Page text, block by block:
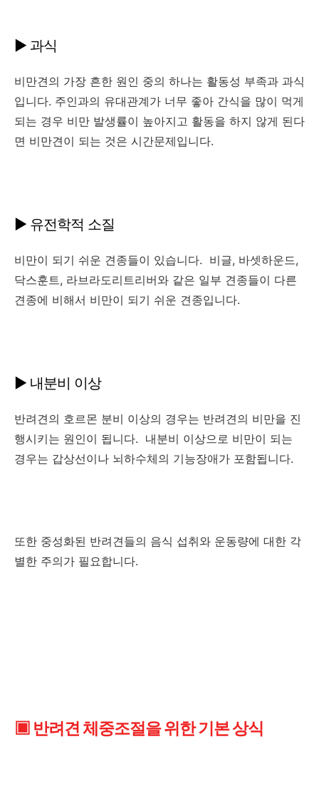
▶ 과식
비만견의 가장 흔한 원인 중의 하나는 활동성 부족과 과식
입니다. 주인과의 유대관계가 너무 좋아 간식을 많이 먹게
되는 경우 비만 발생률이 높아지고 활동을 하지 않게 된다
면 비만견이 되는 것은 시간문제입니다.
▶ 유전학적 소질
비만이 되기 쉬운 견종들이 있습니다. 비글, 바셋하운드,
닥스훈트, 라브라도리트리버와 같은 일부 견종들이 다른
견종에 비해서 비만이 되기 쉬운 견종입니다.
▶ 내분비 이상
반려견의 호르몬 분비 이상의 경우는 반려견의 비만을 진
행시키는 원인이 됩니다. 내분비 이상으로 비만이 되는
경우는 갑상선이나 뇌하수체의 기능장애가 포함됩니다.
또한 중성화된 반려견들의 음식 섭취와 운동량에 대한 각
별한 주의가 필요합니다.
▣ 반려견 체중조절을 위한 기본 상식